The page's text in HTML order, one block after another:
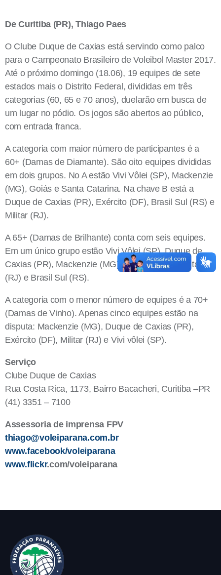
De Curitiba (PR), Thiago Paes
O Clube Duque de Caxias está servindo como palco
para o Campeonato Brasileiro de Voleibol Master 2017.
Até o próximo domingo (18.06), 19 equipes de sete
estados mais o Distrito Federal, divididas em três
categorias (60, 65 e 70 anos), duelarão em busca de
um lugar no pódio. Os jogos são abertos ao público,
com entrada franca.
A categoria com maior número de participantes é a
60+ (Damas de Diamante). São oito equipes divididas
em dois grupos. No A estão Vivi Vôlei (SP), Mackenzie
(MG), Goiás e Santa Catarina. Na chave B está a
Duque de Caxias (PR), Exército (DF), Brasil Sul (RS) e
Militar (RJ).
A 65+ (Damas de Brilhante) conta com seis equipes.
Em um único grupo estão Vivi Vôlei (SP), Duque de
Caxias (PR), Mackenzie (MG), Exército (DF), Militar
(RJ) e Brasil Sul (RS).
A categoria com o menor número de equipes é a 70+
(Damas de Vinho). Apenas cinco equipes estão na
disputa: Mackenzie (MG), Duque de Caxias (PR),
Exército (DF), Militar (RJ) e Vivi vôlei (SP).
Serviço
Clube Duque de Caxias
Rua Costa Rica, 1173, Bairro Bacacheri, Curitiba –PR
(41) 3351 – 7100
Assessoria de imprensa FPV
thiago@voleiparana.com.br
www.facebook/voleiparana
www.flickr.com/voleiparana